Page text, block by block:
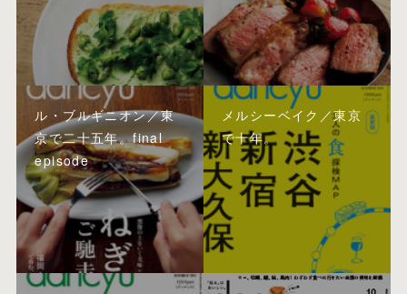
ル・ブルギニオン／東
京で二十五年。final
episode
メルシーベイク／東京
で十年。